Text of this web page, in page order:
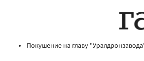
Покушение на главу